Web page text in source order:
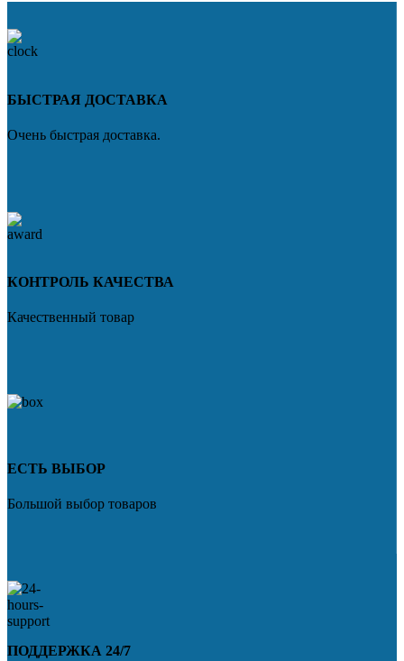
БЫСТРАЯ ДОСТАВКА
Очень быстрая доставка.
КОНТРОЛЬ КАЧЕСТВА
Качественный товар
ЕСТЬ ВЫБОР
Большой выбор товаров
ПОДДЕРЖКА 24/7